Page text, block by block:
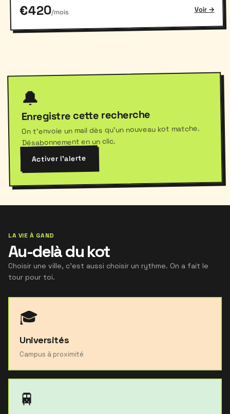
€420/mois Voir →
🔔
Enregistre cette recherche
On t'envoie un mail dès qu'un nouveau kot matche.
Désabonnement en un clic.
Activer l'alerte
LA VIE À GAND
Au-delà du kot
Choisir une ville, c'est aussi choisir un rythme. On a fait le
tour pour toi.
🎓
Universités
Campus à proximité
🚆